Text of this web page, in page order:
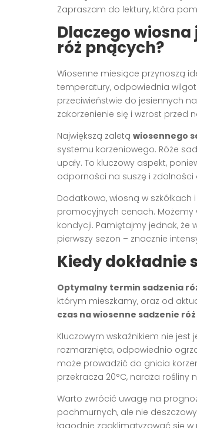
Zapraszam do lektury, która
Dlaczego
róż pnących?
Wiosenne miesiące przynoszą
temperatury, odpowiednia
przeciwieństwie do jesiennych
zakorzenienie się i wzrost przed
Największą zaletą wiosennego
systemu korzeniowego. Róże
upały. To kluczowy aspekt,
odporności na suszę i zdolności
Dodatkowo, wiosną w
promocyjnych cenach. Możemy
kondycji. Pamiętajmy jednak,
pierwszy sezon – znacznie
Kiedy dokładnie
Optymalny termin sadzenia
którym mieszkamy, oraz od
czas na wiosenne sadzenie róż
Kluczowym wskaźnikiem nie
rozmarznięta, odpowiednio
może prowadzić do gnicia
przekracza 20°C, naraża rośliny
Warto zwrócić uwagę na
pochmurnych, ale nie
łagodnie zaaklimatyzować się